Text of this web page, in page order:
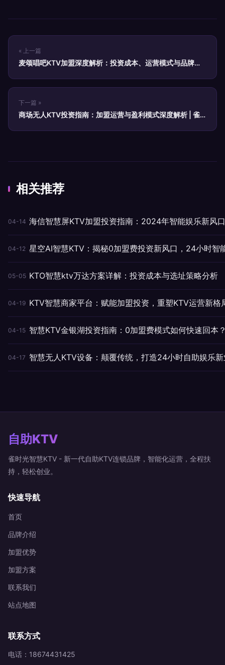
« 上一篇
麦颂唱吧KTV加盟深度解析：投资成本、运营模式与品牌选
下一篇 »
商场无人KTV投资指南：加盟运营与盈利模式深度解析 | 雀
相关推荐
04-14 海信智慧屏KTV加盟投资指南：2024年智能娱乐新风口
04-12 星空AI智慧KTV：揭秘0加盟费投资新风口，24小时智
05-05 KTO智慧ktv万达方案详解：投资成本与选址策略分析
04-19 KTV智慧商家平台：赋能加盟投资，重塑KTV运营新格
04-15 智慧KTV金银湖投资指南：0加盟费模式如何快速回本
04-17 智慧无人KTV设备：颠覆传统，打造24小时自助娱乐
自助KTV
雀时光智慧KTV - 新一代自助KTV连锁品牌，智能化运营，全程扶
持，轻松创业。
快速导航
首页
品牌介绍
加盟优势
加盟方案
联系我们
站点地图
联系方式
电话：18674431425